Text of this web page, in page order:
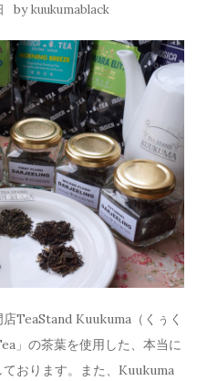
bykuukumablack
TeaStand Kuukuma（くぅく
」の茶葉を使用した、本当に
おります。また、Kuukuma